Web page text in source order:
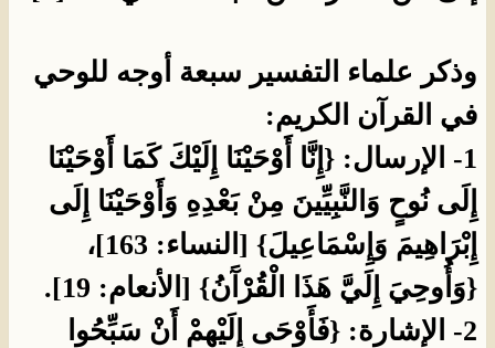
وذكر علماء التفسير سبعة أوجه للوحي
في القرآن الكريم:
1- الإرسال: {إِنَّا أَوْحَيْنَا إِلَيْكَ كَمَا أَوْحَيْنَا
إِلَى نُوحٍ وَالنَّبِيِّينَ مِنْ بَعْدِهِ وَأَوْحَيْنَا إِلَى
إِبْرَاهِيمَ وَإِسْمَاعِيلَ} [النساء: 163]،
{وَأُوحِيَ إِلَيَّ هَذَا الْقُرْآَنُ} [الأنعام: 19].
2- الإشارة: {فَأَوْحَى إِلَيْهِمْ أَنْ سَبِّحُوا